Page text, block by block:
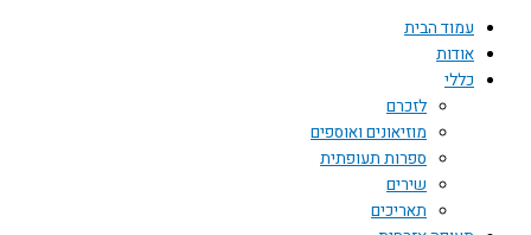
עמוד הבית
אודות
כללי
לזכרם
מוזיאונים ואוספים
ספרות תעופתית
שירים
תאריכים